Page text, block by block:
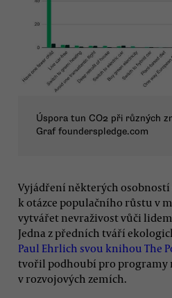
Úspora tun CO2 při různých
Graf founderspledge.com
Vyjádření některých
k otázce populačního růstu v
vytvářet nevraživost vůči
Jedna z předních tváří
Paul Ehrlich svou knihou The
tvořil podhoubí pro programy
v rozvojových zemích.